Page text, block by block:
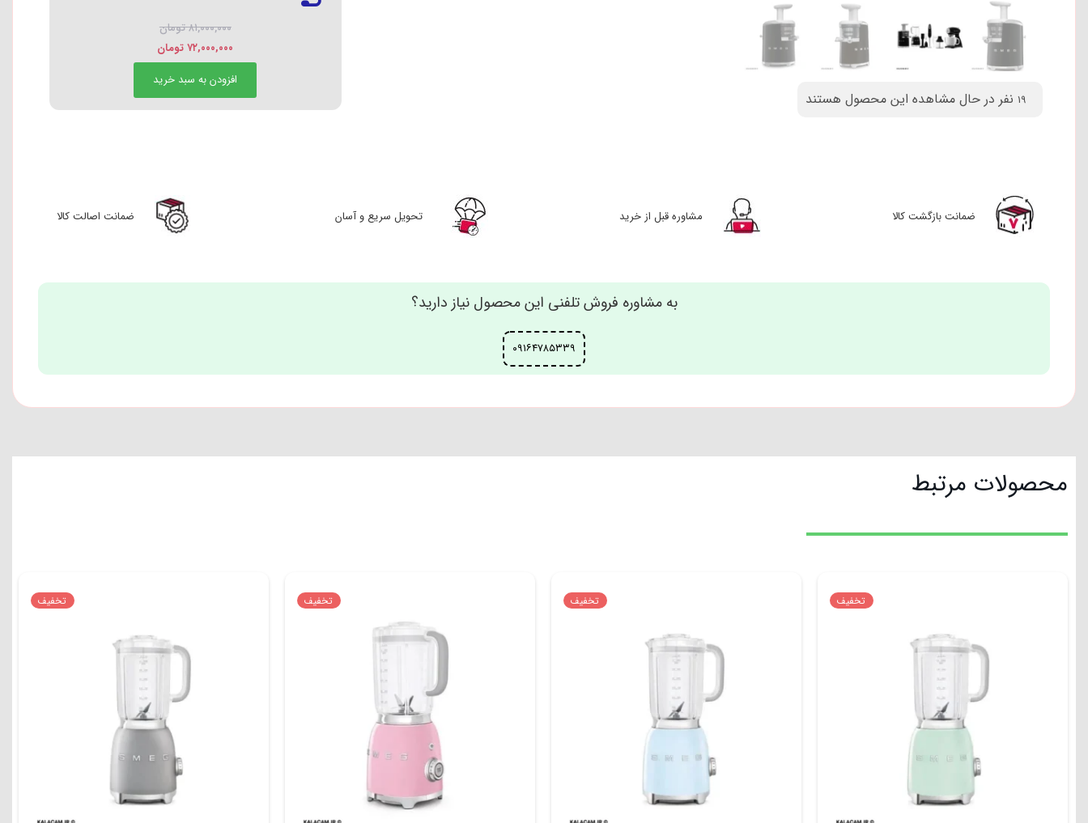
19 نفر در حال مشاهده این محصول هستند
۸۱,۰۰۰,۰۰۰تومان
۷۲,۰۰۰,۰۰۰ تومان
افزودن به سبد خرید
ضمانت بازگشت کالا مشاوره قبل از خرید تحویل سریع و آسان ضمانت اصالت کالا
به مشاوره فروش تلفنی این محصول نیاز دارید؟
۰۹۱۶۴۷۸۵۳۳۹
محصولات مرتبط
تخفیف تخفیف تخفیف تخفیف